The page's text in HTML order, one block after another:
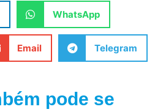
WhatsApp
Email Telegram
pode se